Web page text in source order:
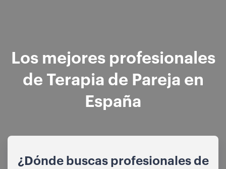
Los mejores profesionales
de Terapia de Pareja en
España
¿Dónde buscas profesionales de